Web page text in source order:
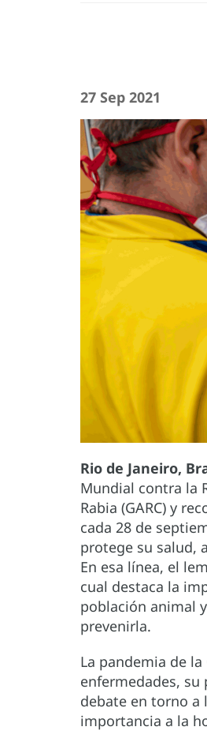
27 Sep 2021
Rio de Janeiro,
Mundial contra la
Rabia (GARC) y
cada 28 de
protege su salud,
En esa línea, el
cual destaca la
población animal
prevenirla.
La pandemia de
enfermedades, su
debate en torno a
importancia a la